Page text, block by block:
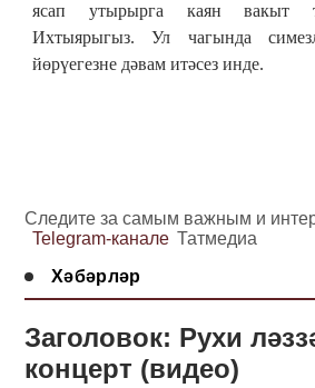
ясап утырырга каян вакыт
Ихтыярыгыз. Ул чагында
йөрүегезне дәвам итәсез инде.
Следите за самым важным и
Telegram-канале Татмедиа
Хәбәрләр
Заголовок: Рухи
концерт (видео)